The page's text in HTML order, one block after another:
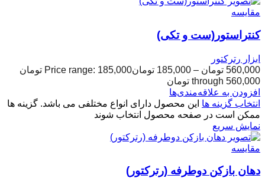
مقایسه
کنتراستور(ست و تکی)
ابزار رترکتور
560,000 تومان –
185,000 تومان
Price range: 185,000 تومان
through 560,000 تومان
افزودن به علاقه‌مندی‌ها
انتخاب گزینه ها این محصول دارای انواع مختلفی می باشد. گزینه ها
ممکن است در صفحه محصول انتخاب شوند
نمایش سریع
مقایسه
دهان بازکن دوطرفه (رترکتور)